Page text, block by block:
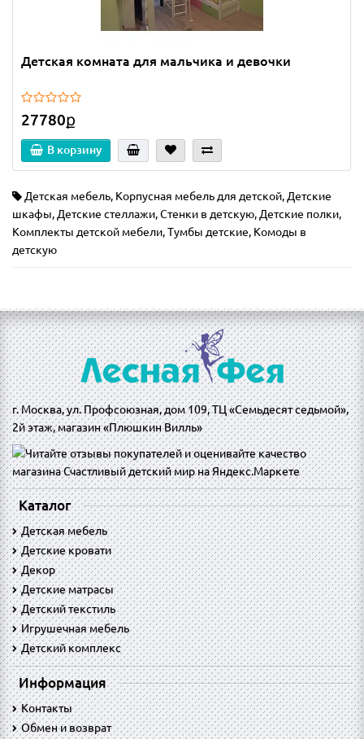
Детская комната для мальчика и девочки
27780ք
В корзину
Детская мебель, Корпусная мебель для детской, Детские
шкафы, Детские стеллажи,Стенки в детскую, Детские полки,
Комплекты детской мебели,Тумбы детские, Комоды в
детскую
г. Москва, ул. Профсоюзная, дом 109, ТЦ «Семьдесят седьмой»,
2й этаж, магазин «Плюшкин Вилль»
Каталог
Детская мебель
Детские кровати
Декор
Детские матрасы
Детский текстиль
Игрушечная мебель
Детский комплекс
Информация
Контакты
Обмен и возврат